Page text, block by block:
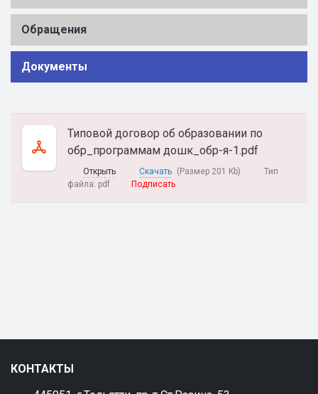
Обращения
Документы
Типовой договор об образовании по
обр_программам дошк_обр-я-1.pdf
Открыть Скачать (Размер 201 Kb)
Тип
файла: pdf Подписать
КОНТАКТЫ